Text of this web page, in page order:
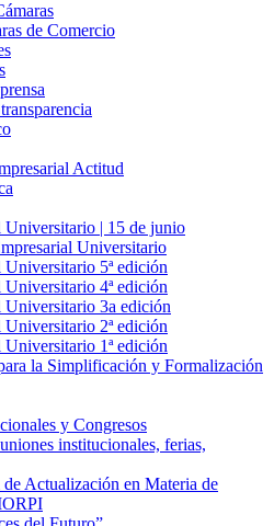
de Comercio
Actitud
Universitario | 15 de junio
Universitario
5ª edición
4ª edición
3a edición
2ª edición
1ª edición
la Simplificación y Formalización
y Congresos
institucionales, ferias,
Actualización en Materia de